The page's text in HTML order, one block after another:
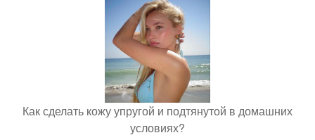
Как сделать кожу упругой и подтянутой в домашних
условиях?